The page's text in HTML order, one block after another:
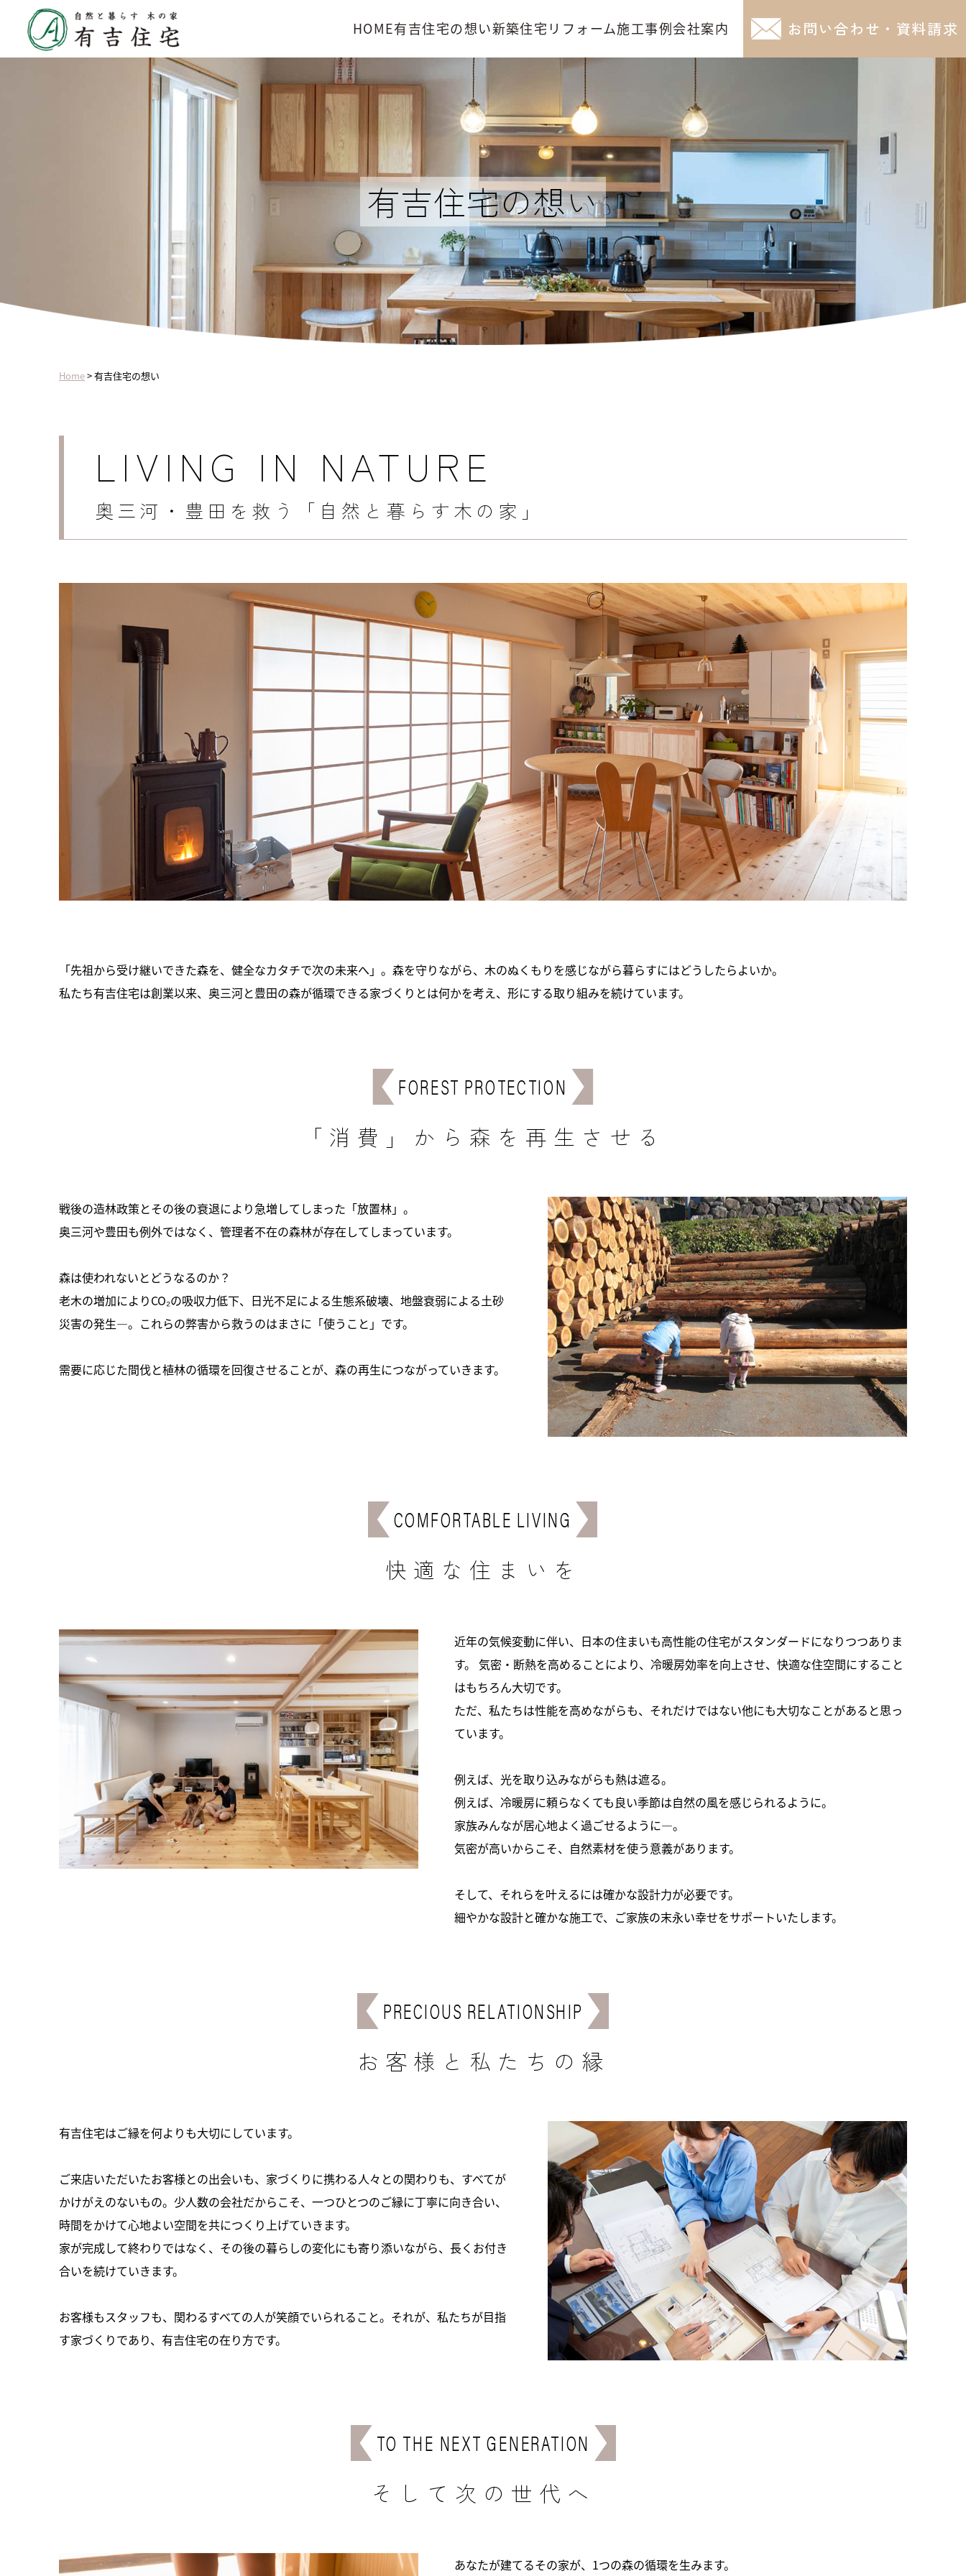
HOME有吉住宅の想い新築住宅 リフォーム施工事例会社案内 お問い合わせ・資料請求
有吉住宅の想い
Home>有吉住宅の想い
LIVING IN NATURE
奥三河・豊田を救う「自然と暮らす木の家」
「先祖から受け継いできた森を、健全なカタチで次の未来へ」。森を守りながら、木のぬくもりを感じながら暮らすにはどうしたらよいか。
私たち有吉住宅は創業以来、奥三河と豊田の森が循環できる家づくりとは何かを考え、形にする取り組みを続けています。
FOREST PROTECTION
「消費」から森を再生させる
戦後の造林政策とその後の衰退により急増してしまった「放置林」。
奥三河や豊田も例外ではなく、管理者不在の森林が存在してしまっています。
森は使われないとどうなるのか？
老木の増加によりCO₂の吸収力低下、日光不足による生態系破壊、地盤衰弱による土砂
災害の発生—。これらの弊害から救うのはまさに「使うこと」です。
需要に応じた間伐と植林の循環を回復させることが、森の再生につながっていきます。
COMFORTABLE LIVING
快適な住まいを
近年の気候変動に伴い、日本の住まいも高性能の住宅がスタンダードになりつつありま
す。 気密・断熱を高めることにより、冷暖房効率を向上させ、快適な住空間にすること
はもちろん大切です。
ただ、私たちは性能を高めながらも、それだけではない他にも大切なことがあると思っ
ています。
例えば、光を取り込みながらも熱は遮る。
例えば、冷暖房に頼らなくても良い季節は自然の風を感じられるように。
家族みんなが居心地よく過ごせるように―。
気密が高いからこそ、自然素材を使う意義があります。
そして、それらを叶えるには確かな設計力が必要です。
細やかな設計と確かな施工で、ご家族の末永い幸せをサポートいたします。
PRECIOUS RELATIONSHIP
お客様と私たちの縁
有吉住宅はご縁を何よりも大切にしています。
ご来店いただいたお客様との出会いも、家づくりに携わる人々との関わりも、すべてが
かけがえのないもの。少人数の会社だからこそ、一つひとつのご縁に丁寧に向き合い、
時間をかけて心地よい空間を共につくり上げていきます。
家が完成して終わりではなく、その後の暮らしの変化にも寄り添いながら、長くお付き
合いを続けていきます。
お客様もスタッフも、関わるすべての人が笑顔でいられること。それが、私たちが目指
す家づくりであり、有吉住宅の在り方です。
TO THE NEXT GENERATION
そして次の世代へ
あなたが建てるその家が、1つの森の循環を生みます。